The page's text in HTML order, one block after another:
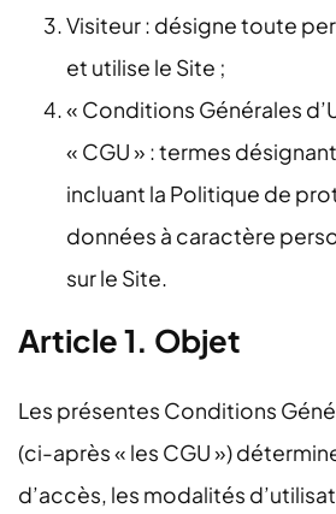
Visiteur : désigne toute
et utilise le Site ;
« Conditions Générales
« CGU » : termes
incluant la Politique de
données à caractère
sur le Site.
Article 1. Objet
Les présentes Conditions
(ci-après « les CGU »)
d’accès, les modalités